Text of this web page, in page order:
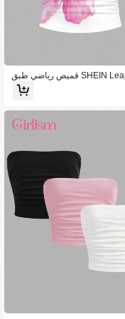
SHEIN Leap Crew قميص رياضي طبق
للبنات المراهقات